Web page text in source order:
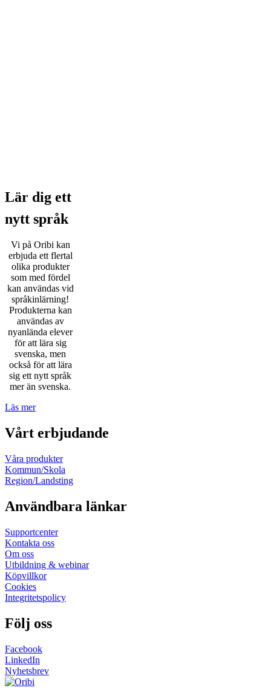
Lär dig ett
nytt språk
Vi på Oribi kan
erbjuda ett flertal
olika produkter
som med fördel
kan användas vid
språkinlärning!
Produkterna kan
användas av
nyanlända elever
för att lära sig
svenska, men
också för att lära
sig ett nytt språk
mer än svenska.
Läs mer
Vårt erbjudande
Våra produkter
Kommun/Skola
Region/Landsting
Användbara länkar
Supportcenter
Kontakta oss
Om oss
Utbildning & webinar
Köpvillkor
Cookies
Integritetspolicy
Följ oss
Facebook
LinkedIn
Nyhetsbrev